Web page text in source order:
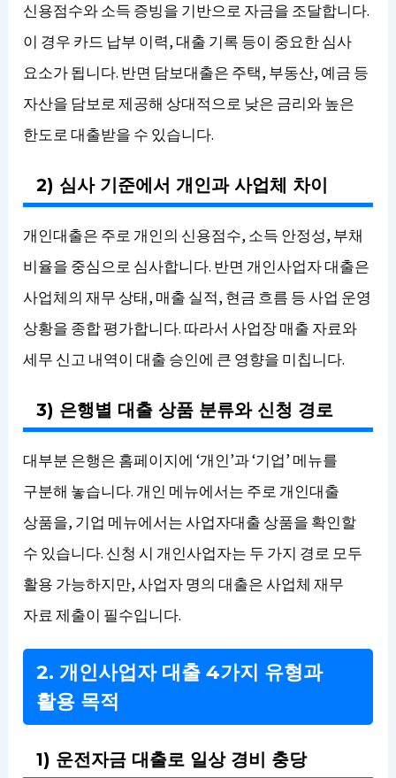
신용점수와 소득 증빙을 기반으로 자금을 조달합니다.
이 경우 카드 납부 이력, 대출 기록 등이 중요한 심사
요소가 됩니다. 반면 담보대출은 주택, 부동산, 예금 등
자산을 담보로 제공해 상대적으로 낮은 금리와 높은
한도로 대출받을 수 있습니다.
2) 심사 기준에서 개인과 사업체 차이
개인대출은 주로 개인의 신용점수, 소득 안정성, 부채
비율을 중심으로 심사합니다. 반면 개인사업자 대출은
사업체의 재무 상태, 매출 실적, 현금 흐름 등 사업 운영
상황을 종합 평가합니다. 따라서 사업장 매출 자료와
세무 신고 내역이 대출 승인에 큰 영향을 미칩니다.
3) 은행별 대출 상품 분류와 신청 경로
대부분 은행은 홈페이지에 ‘개인’과 ‘기업’ 메뉴를
구분해 놓습니다. 개인 메뉴에서는 주로 개인대출
상품을, 기업 메뉴에서는 사업자대출 상품을 확인할
수 있습니다. 신청 시 개인사업자는 두 가지 경로 모두
활용 가능하지만, 사업자 명의 대출은 사업체 재무
자료 제출이 필수입니다.
2. 개인사업자 대출 4가지 유형과
활용 목적
1) 운전자금 대출로 일상 경비 충당